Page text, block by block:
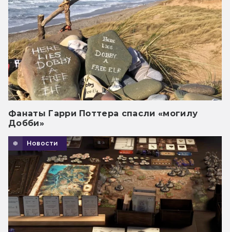
Фанаты Гарри Поттера спасли «могилу
Добби»
Новости